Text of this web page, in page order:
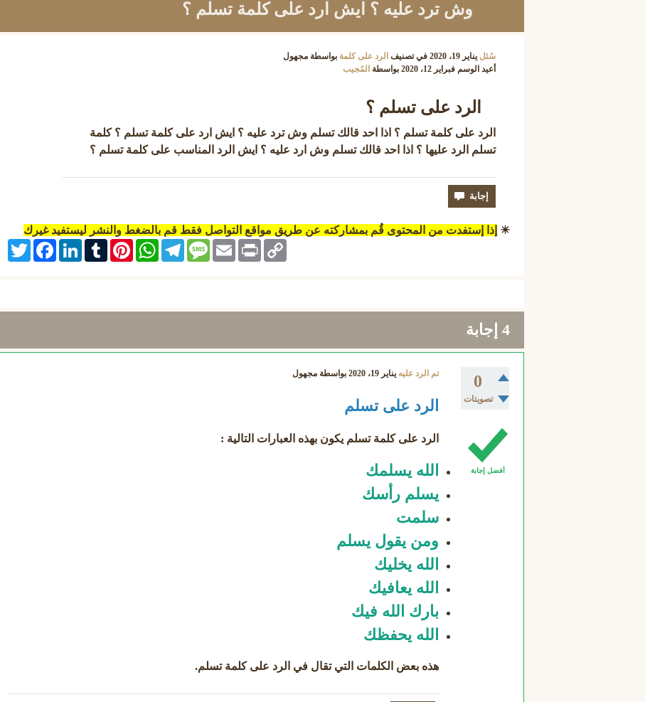
وش ترد عليه ؟ ايش ارد على كلمة تسلم ؟
سُئل يناير 19، 2020 في تصنيف الرد على كلمة بواسطة مجهول
أعيد الوسم فبراير 12، 2020 بواسطة المُجيب
الرد على تسلم ؟
الرد على كلمة تسلم ؟ اذا احد قالك تسلم وش ترد عليه ؟ ايش ارد على كلمة تسلم ؟ كلمة
تسلم الرد عليها ؟ اذا احد قالك تسلم وش ارد عليه ؟ ايش الرد المناسب على كلمة تسلم ؟
☀ إذا إستفدت من المحتوى قُم بمشاركته عن طريق مواقع التواصل فقط قم بالضغط والنشر ليستفيد غيرك
Twitter
FacebookLinkedInTumblrPinterest
WhatsAppTelegramMessageEmail PrintCopy
Link
4 إجابة
0
تصويتات
تم الرد عليه يناير 19، 2020 بواسطة مجهول
أفضل إجابة
الرد على تسلم
الرد على كلمة تسلم يكون بهذه العبارات التالية :
الله يسلمك
يسلم رأسك
سلمت
ومن يقول يسلم
الله يخليك
الله يعافيك
بارك الله فيك
الله يحفظك
هذه بعض الكلمات التي تقال في الرد على كلمة تسلم.